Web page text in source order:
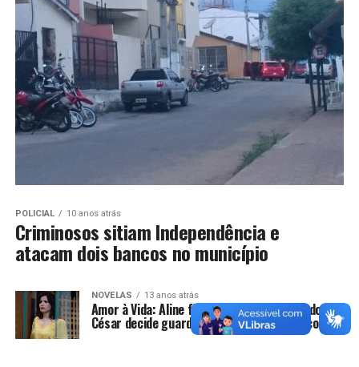
POLICIAL 10 anos atrás
Criminosos sitiam Independência e
atacam dois bancos no município
NOVELAS 13 anos atrás
Amor à Vida: Aline fica decepcionada quando
César decide guardar sua procuração no cofre